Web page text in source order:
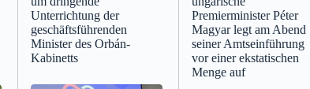
Unterrichtung der
geschäftsführenden
Minister des Orbán-
Kabinetts
Premierminister Péter
Magyar legt am Abend
seiner Amtseinführung
vor einer ekstatischen
Menge auf